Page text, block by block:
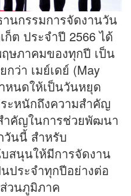
นกรรมการจัดงานวัน
ต ประจำปี 2566 ได้
ษภาคมของทุกปี เป็น
ว่า เมย์เดย์ (May
หนดให้เป็นวันหยุด
ะหนักถึงความสำคัญ
ำคัญในการช่วยพัฒนา
วันนี้ สำหรับ
สนุนให้มีการจัดงาน
ประจำทุกปีอย่างต่อ
วนภูมิภาค